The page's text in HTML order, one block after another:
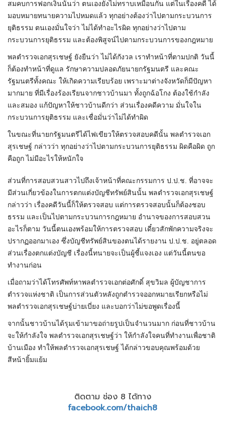
สมคบการฟอกเงินนั้นว่า ตนเองยังไม่ทราบเหมือนกัน แต่ในเรื่องคดี ได้
มอบหมายทนายความไปหมดแล้ว ทุกอย่างต้องว่าไปตามกระบวนการ
ยุติธรรม ตนเองมั่นใจว่า ไม่ได้ทำอะไรผิด ทุกอย่างว่าไปตาม
กระบวนการยุติธรรม และต้องพิสูจน์ไปตามกระบวนการของกฎหมาย
พลตำรวจเอกสุรเชษฐ์ ยังยืนว่า ไม่ได้กังวล เราทำหน้าที่ตามปกติ วันนี้
ก็ต้องทำหน้าที่ดูแล รักษาความปลอดภัยนายกรัฐมนตรี และคณะ
รัฐมนตรีทั้งคณะ ให้เกิดความเรียบร้อย เพราะมาต่างจังหวัดก็มีปัญหา
มากมาย ที่มีเรื่องร้องเรียนจากชาวบ้านมา ทั้งถูกฉ้อโกง ต้องใช้กำลัง
และสมอง แก้ปัญหาให้ชาวบ้านดีกว่า ส่วนเรื่องคดีความ มั่นใจใน
กระบวนการยุติธรรม และเชื่อมั่นว่าไม่ได้ทำผิด
ในขณะที่นายกรัฐมนตรีได้ไฟเขียวให้ตรวจสอบคดีนั้น พลตำรวจเอก
สุรเชษฐ์ กล่าวว่า ทุกอย่างว่าไปตามกระบวนการยุติธรรม ผิดคือผิด ถูก
คือถูก ไม่มีอะไรให้หนักใจ
ส่วนที่การสอบสวนสาวไปถึงเจ้าหน้าที่คณะกรรมการ ป.ป.ช. ที่อาจจะ
มีส่วนเกี่ยวข้องในการตกแต่งบัญชีทรัพย์สินนั้น พลตำรวจเอกสุรเชษฐ์
กล่าวว่า เรื่องคดีวันนี้ก็ให้ตรวจสอบ แต่การตรวจสอบนั้นก็ต้องชอบ
ธรรม และเป็นไปตามกระบวนการกฎหมาย อำนาจของการสอบสวน
อะไรก็ตาม วันนี้ตนเองพร้อมให้การตรวจสอบ เดี๋ยวสักพักความจริงจะ
ปรากฏออกมาเอง ซึ่งบัญชีทรัพย์สินของตนได้รายงาน ป.ป.ช. อยู่ตลอด
ส่วนเรื่องตกแต่งบัญชี เรื่องนี้ทนายจะเป็นผู้ชี้แจงเอง แต่วันนี้ตนขอ
ทำงานก่อน
เมื่อถามว่าได้โทรศัพท์หาพลตำรวจเอกต่อศักดิ์ สุขวิมล ผู้บัญชาการ
ตำรวจแห่งชาติ เป็นการส่วนตัวหลังถูกตำรวจออกหมายเรียกหรือไม่
พลตำรวจเอกสุรเชษฐ์บ่ายเบี่ยง และบอกว่าไม่ขอพูดเรื่องนี้
จากนั้นชาวบ้านได้รุมเข้ามาขอถ่ายรูปเป็นจำนวนมาก ก่อนที่ชาวบ้าน
จะให้กำลังใจ พลตำรวจเอกสุรเชษฐ์ว่า ให้กำลังใจคนที่ทำงานเพื่อชาติ
บ้านเมือง ทำให้พลตำรวจเอกสุรเชษฐ์ ได้กล่าวขอบคุณพร้อมด้วย
สีหน้ายิ้มแย้ม
ติดตาม ช่อง 8 ได้ทาง
facebook.com/thaich8